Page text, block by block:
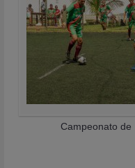
Campeonato de